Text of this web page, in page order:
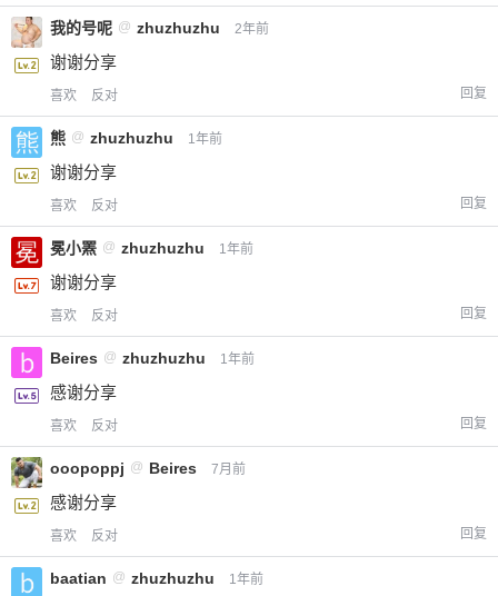
我的号呢 @ zhuzhuzhu 2年前
谢谢分享
喜欢 反对 回复
熊 @ zhuzhuzhu 1年前
谢谢分享
喜欢 反对 回复
冕小罴 @ zhuzhuzhu 1年前
谢谢分享
喜欢 反对 回复
Beires @ zhuzhuzhu 1年前
感谢分享
喜欢 反对 回复
ooopoppj @ Beires 7月前
感谢分享
喜欢 反对 回复
baatian @ zhuzhuzhu 1年前